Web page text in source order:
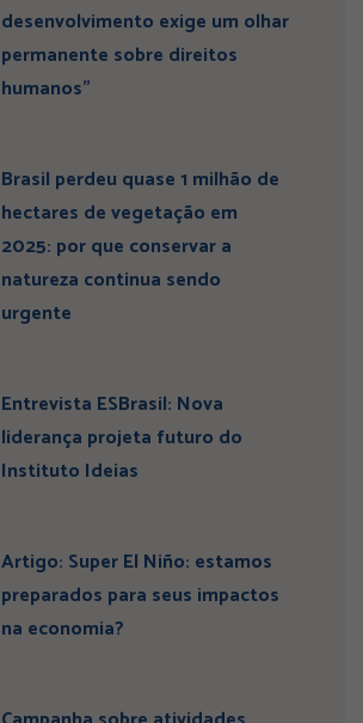
desenvolvimento exige um olhar
permanente sobre direitos
humanos”
Brasil perdeu quase 1 milhão de
hectares de vegetação em
2025: por que conservar a
natureza continua sendo
urgente
Entrevista ESBrasil: Nova
liderança projeta futuro do
Instituto Ideias
Artigo: Super El Niño: estamos
preparados para seus impactos
na economia?